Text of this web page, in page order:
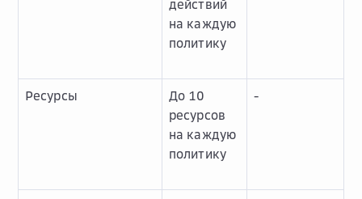
действий
на каждую
политику
Ресурсы
До 10
ресурсов
на каждую
политику
-